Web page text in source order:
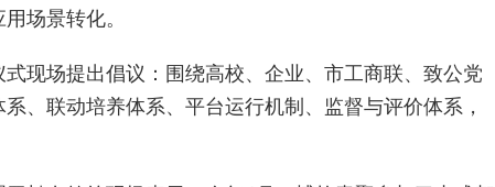
场景转化。
现场提出倡议：围绕高校、企业、市工商联、致公党
、联动培养体系、平台运行机制、监督与评价体系，